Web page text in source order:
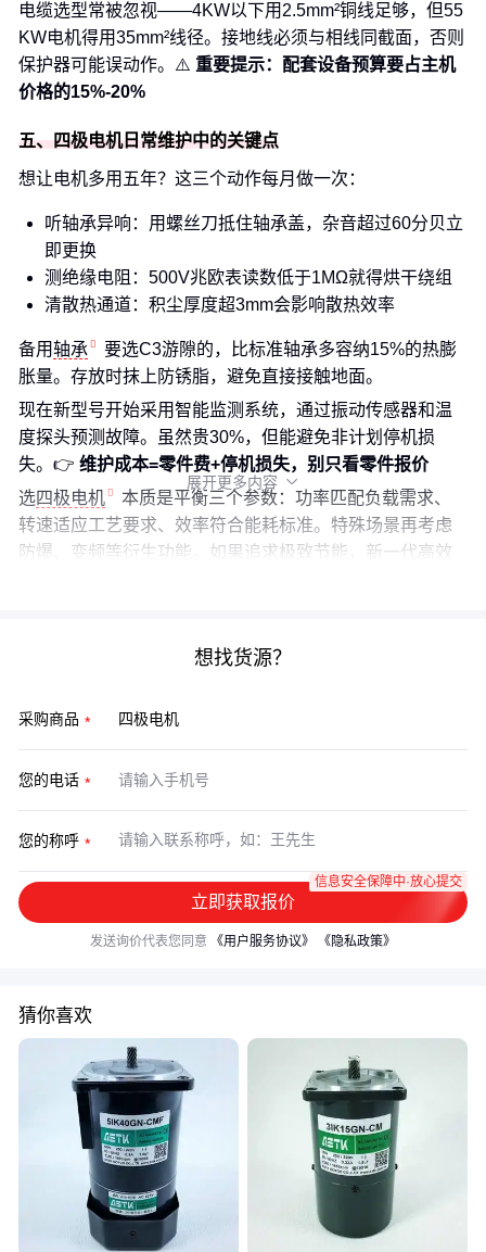
电缆选型常被忽视——4KW以下用2.5mm²铜线足够，但55
KW电机得用35mm²线径。接地线必须与相线同截面，否则
保护器可能误动作。⚠️ 重要提示：配套设备预算要占主机
价格的15%-20%
五、四极电机日常维护中的关键点
想让电机多用五年？这三个动作每月做一次：
听轴承异响：用螺丝刀抵住轴承盖，杂音超过60分贝立
即更换
测绝缘电阻：500V兆欧表读数低于1MΩ就得烘干绕组
清散热通道：积尘厚度超3mm会影响散热效率
备用轴承
要选C3游隙的，比标准轴承多容纳15%的热膨
胀量。存放时抹上防锈脂，避免直接接触地面。
现在新型号开始采用智能监测系统，通过振动传感器和温
度探头预测故障。虽然贵30%，但能避免非计划停机损
失。👉 维护成本=零件费+停机损失，别只看零件报价
选四极电机
本质是平衡三个参数：功率匹配负载需求、
转速适应工艺要求、效率符合能耗标准。特殊场景再考虑
防爆、变频等衍生功能。如果追求极致节能，新一代高效
展开更多内容 
想找货源？
采购商品
您的电话
您的称呼
立即获取报价
信息安全保障中·放心提交
发送询价代表您同意 《用户服务协议》 《隐私政策》
猜你喜欢